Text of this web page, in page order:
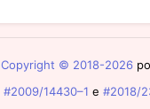
Copyright © 2018-2026
#2009/14430–1 e #2018/